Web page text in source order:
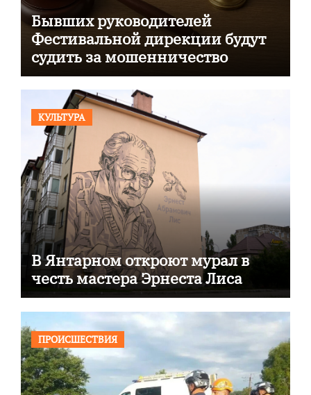
Бывших руководителей
Фестивальной дирекции будут
судить за мошенничество
КУЛЬТУРА
В Янтарном откроют мурал в
честь мастера Эрнеста Лиса
ПРОИСШЕСТВИЯ